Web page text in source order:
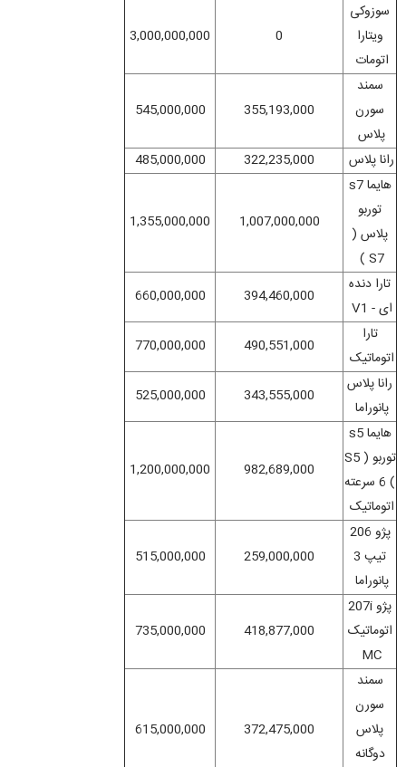
سوزوکی
ویتارا
اتومات
0
3,000,000,000
سمند
سورن
پلاس
355,193,000
545,000,000
رانا پلاس 322,235,000
485,000,000
هایما s7
توربو
پلاس (
S7 )
1,007,000,000
1,355,000,000
تارا دنده
ای - V1
394,460,000
660,000,000
تارا
اتوماتیک
490,551,000
770,000,000
رانا پلاس
پانوراما
343,555,000
525,000,000
هایما s5
توربو ( S5
) 6 سرعته
اتوماتیک
982,689,000
1,200,000,000
پژو 206
تیپ 3
پانوراما
259,000,000
515,000,000
پژو 207i
اتوماتیک
MC
418,877,000
735,000,000
سمند
سورن
پلاس
دوگانه
372,475,000
615,000,000